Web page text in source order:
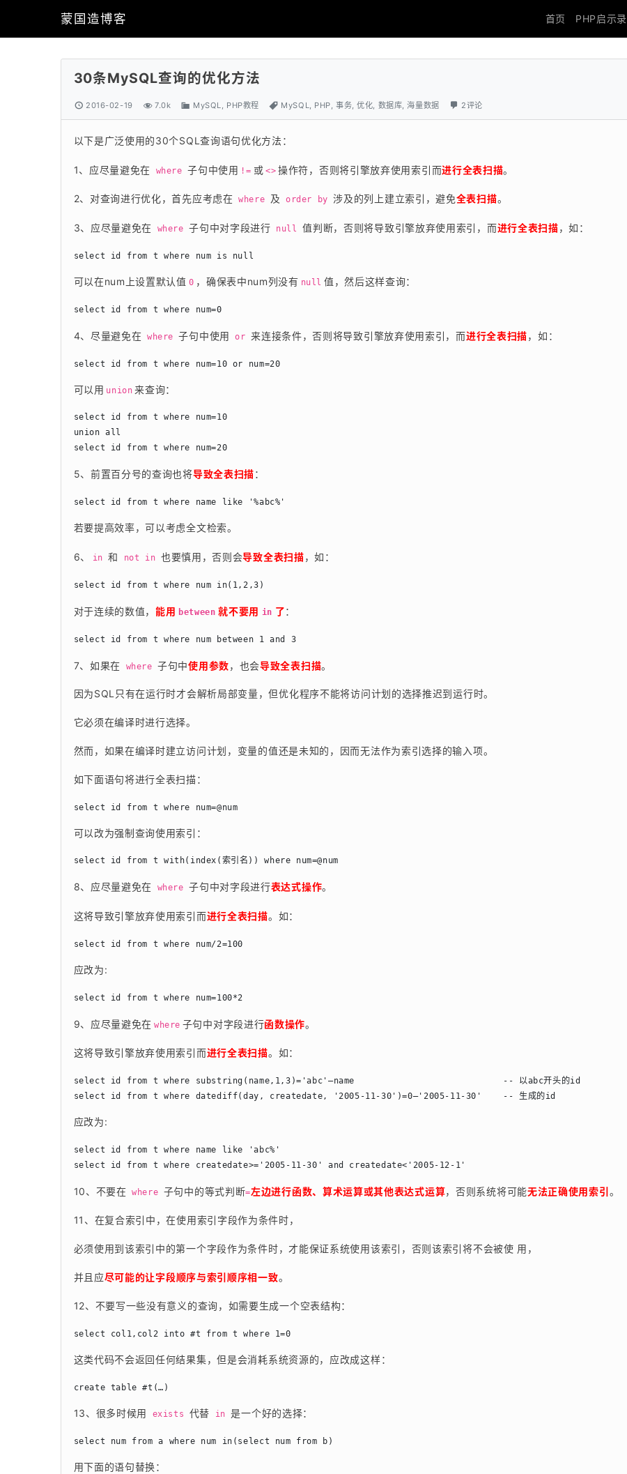
蒙国造博客 首页 PHP启示录
30条MySQL查询的优化方法
2016-02-19 7.0k MySQL PHP教程 MySQL PHP ,事务 ,优化 数据库 ,海量数据 2评论
以下是广泛使用的30个SQL查询语句优化方法：
1、应尽量避免在 where 子句中使用 != 或 <> 操作符，否则将引擎放弃使用索引而进行全表扫描。
2、对查询进行优化，首先应考虑在 where 及 order by 涉及的列上建立索引，避免全表扫描。
3、应尽量避免在 where 子句中对字段进行 null 值判断，否则将导致引擎放弃使用索引，而进行全表扫描，如：
可以在num上设置默认值 0 ，确保表中num列没有 null 值，然后这样查询：
4、尽量避免在 where 子句中使用 or 来连接条件，否则将导致引擎放弃使用索引，而进行全表扫描，如：
可以用 union 来查询：
select id from t where num=10
union all
5、前置百分号的查询也将导致全表扫描：
若要提高效率，可以考虑全文检索。
6、 in 和 not in 也要慎用，否则会导致全表扫描，如：
对于连续的数值，能用 between 就不要用 in 了：
7、如果在 where 子句中使用参数，也会导致全表扫描。
因为SQL只有在运行时才会解析局部变量，但优化程序不能将访问计划的选择推迟到运行时。
它必须在编译时进行选择。
然而，如果在编译时建立访问计划，变量的值还是未知的，因而无法作为索引选择的输入项。
如下面语句将进行全表扫描：
可以改为强制查询使用索引：
8、应尽量避免在 where 子句中对字段进行表达式操作。
这将导致引擎放弃使用索引而进行全表扫描。如：
应改为:
9、应尽量避免在 where 子句中对字段进行函数操作。
这将导致引擎放弃使用索引而进行全表扫描。如：
select id from t where substring(name,1,3)='abc'–name                            -- 以abc开头的id
应改为:
select id from t where name like 'abc%'
10、不要在 where 子句中的等式判断=左边进行函数、算术运算或其他表达式运算，否则系统将可能无法正确使用索引。
11、在复合索引中，在使用索引字段作为条件时，
必须使用到该索引中的第一个字段作为条件时，才能保证系统使用该索引，否则该索引将不会被使 用，
并且应尽可能的让字段顺序与索引顺序相一致。
12、不要写一些没有意义的查询，如需要生成一个空表结构：
这类代码不会返回任何结果集，但是会消耗系统资源的，应改成这样：
13、很多时候用 exists 代替 in 是一个好的选择：
用下面的语句替换：